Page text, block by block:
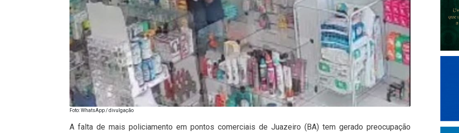
Foto: WhatsApp / divulgação
A falta de mais policiamento em pontos comerciais de Juazeiro (BA) tem gerado preocupação